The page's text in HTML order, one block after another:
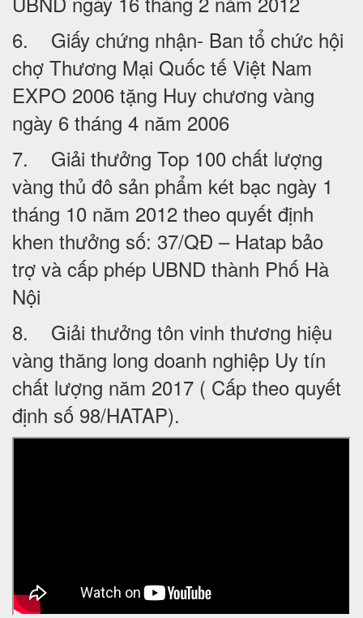
6. Giấy chứng nhận- Ban tổ chức hội
chợ Thương Mại Quốc tế Việt Nam
EXPO 2006 tặng Huy chương vàng
ngày 6 tháng 4 năm 2006
7. Giải thưởng Top 100 chất lượng
vàng thủ đô sản phẩm két bạc ngày 1
tháng 10 năm 2012 theo quyết định
khen thưởng số: 37/QĐ – Hatap bảo
trợ và cấp phép UBND thành Phố Hà
Nội
8. Giải thưởng tôn vinh thương hiệu
vàng thăng long doanh nghiệp Uy tín
chất lượng năm 2017 ( Cấp theo quyết
định số 98/HATAP).